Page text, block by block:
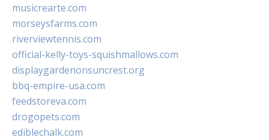
musicrearte.com
morseysfarms.com
riverviewtennis.com
official-kelly-toys-squishmallows.com
displaygardenonsuncrest.org
bbq-empire-usa.com
feedstoreva.com
drogopets.com
ediblechalk.com